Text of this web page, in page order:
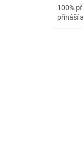
100%
přináší